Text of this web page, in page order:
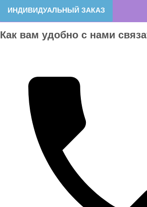
ИНДИВИДУАЛЬНЫЙ ЗАКАЗ
Как вам удобно с нами